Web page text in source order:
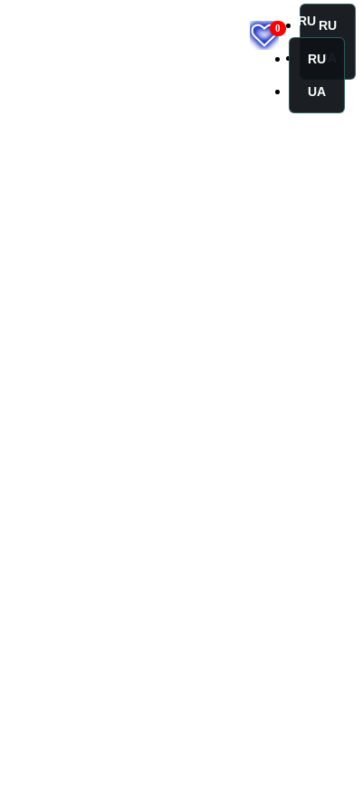
RU
RU
UA
0 RU
UA